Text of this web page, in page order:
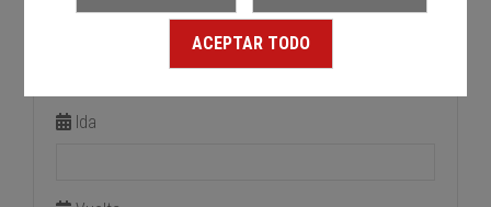
ACEPTAR TODO
Estación de llegada
Ida